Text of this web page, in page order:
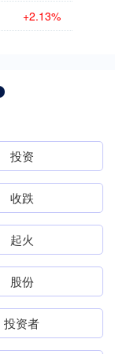
+2.13%
投资
收跌
起火
股份
投资者